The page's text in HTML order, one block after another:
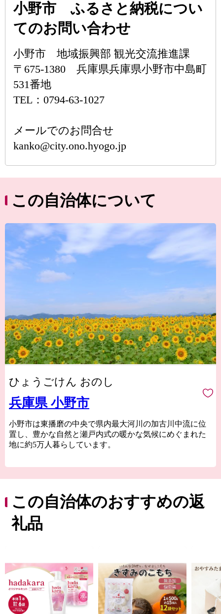
小野市 ふるさと納税につい
てのお問い合わせ
小野市 地域振興部 観光交流推進課
〒675-1380 兵庫県兵庫県小野市中島町
531番地
TEL：0794-63-1027
メールでのお問合せ
kanko@city.ono.hyogo.jp
この自治体について
ひょうごけん おのし
兵庫県 小野市
小野市は東播磨の中央で県内最大河川の加古川中流に位
置し、豊かな自然と瀬戸内式の暖かな気候にめぐまれた
地に約5万人暮らしています。
りと詰まっています。
そんな小野市の魅力をふるさと納税を通じて知っていた
だき、小野市の豊かさ人の優しさに触れていただければ
この自治体のおすすめの返
礼品